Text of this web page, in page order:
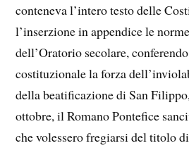
conteneva l’intero testo delle
l’inserzione in appendice le
dell’Oratorio secolare,
costituzionale la forza
della beatificazione di San
ottobre, il Romano Pontefice
che volessero fregiarsi del titolo